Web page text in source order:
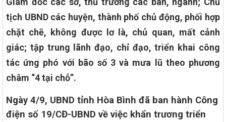
tịch UBND các huyện, thành phố chủ động, phối hợp
chặt chẽ, không được lơ là, chủ quan, mất cảnh
giác; tập trung lãnh đạo, chỉ đạo, triển khai công
tác ứng phó với bão số 3 và mưa lũ theo phương
châm “4 tại chỗ”.
Ngày 4/9, UBND tỉnh Hòa Bình đã ban hành Công
điện số 19/CĐ-UBND về việc khẩn trương triển